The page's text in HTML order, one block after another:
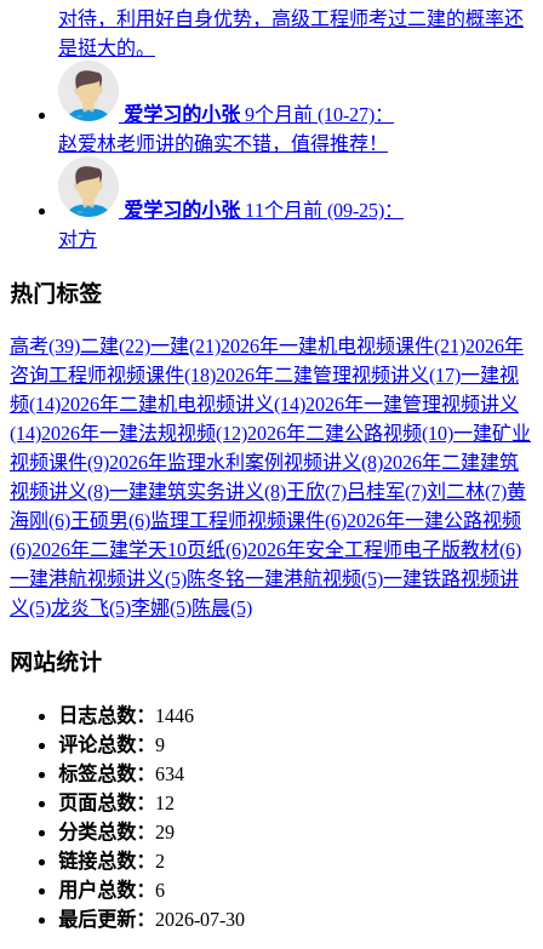
对待，利用好自身优势，高级工程师考过二建的概率还
是挺大的。
爱学习的小张 9个月前 (10-27)：
赵爱林老师讲的确实不错，值得推荐！
爱学习的小张 11个月前 (09-25)：
对方
热门标签
高考(39)二建(22)一建(21)2026年一建机电视频课件(21)2026年
咨询工程师视频课件(18)2026年二建管理视频讲义(17)一建视
频(14)2026年二建机电视频讲义(14)2026年一建管理视频讲义
(14)2026年一建法规视频(12)2026年二建公路视频(10)一建矿业
视频课件(9)2026年监理水利案例视频讲义(8)2026年二建建筑
视频讲义(8)一建建筑实务讲义(8)王欣(7)吕桂军(7)刘二林(7)黄
海刚 (6)王硕男(6)监理工程师视频课件(6)2026年一建公路视频
(6)2026年二建学天10页纸(6)2026年安全工程师电子版教材(6)
一建港航视频讲义(5)陈冬铭一建港航视频(5)一建铁路视频讲
义(5)龙炎飞(5)李娜(5)陈晨(5)
网站统计
日志总数： 1446
评论总数： 9
标签总数： 634
页面总数： 12
分类总数： 29
链接总数： 2
用户总数： 6
最后更新： 2026-07-30